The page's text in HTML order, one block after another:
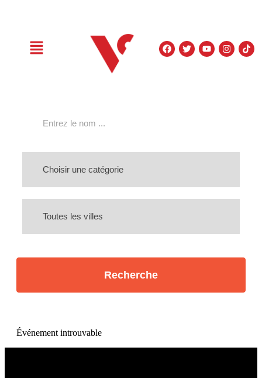
Événement introuvable